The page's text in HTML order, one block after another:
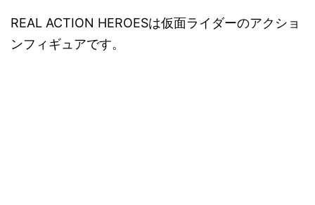
REAL ACTION HEROESは仮面ライダーのアクショ
ンフィギュアです。